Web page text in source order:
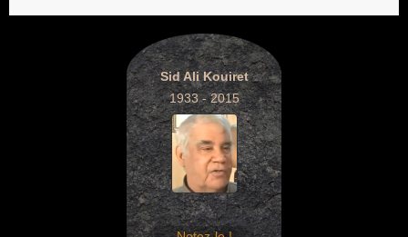
Sid Ali Kouiret
1933 - 2015